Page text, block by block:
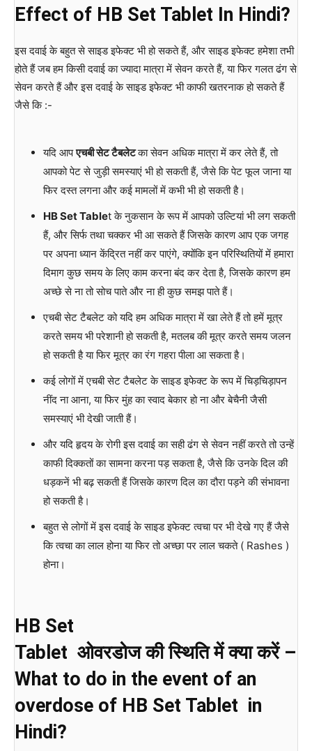
Effect of HB Set Tablet In Hindi?
इस दवाई के बहुत से साइड इफेक्ट भी हो सकते हैं, और साइड इफेक्ट हमेशा तभी
होते हैं जब हम किसी दवाई का ज्यादा मात्रा में सेवन करते हैं, या फिर गलत ढंग से
सेवन करते हैं और इस दवाई के साइड इफेक्ट भी काफी खतरनाक हो सकते हैं
जैसे कि :-
यदि आपएचबी सेट टैबलेटका सेवन अधिक मात्रा में कर लेते हैं, तो
आपको पेट से जुड़ी समस्याएं भी हो सकती हैं, जैसे कि पेट फूल जाना या
फिर दस्त लगना और कई मामलों में कभी भी हो सकती है।
HB Set Tablet के नुकसान के रूप में आपको उल्टियां भी लग सकती
हैं, और सिर्फ तथा चक्कर भी आ सकते हैं जिसके कारण आप एक जगह
पर अपना ध्यान केंद्रित नहीं कर पाएंगे, क्योंकि इन परिस्थितियों में हमारा
दिमाग कुछ समय के लिए काम करना बंद कर देता है, जिसके कारण हम
अच्छे से ना तो सोच पाते और ना ही कुछ समझ पाते हैं।
एचबी सेट टैबलेट को यदि हम अधिक मात्रा में खा लेते हैं तो हमें मूत्र
करते समय भी परेशानी हो सकती है, मतलब की मूत्र करते समय जलन
हो सकती है या फिर मूत्र का रंग गहरा पीला आ सकता है।
कई लोगों में एचबी सेट टैबलेट के साइड इफेक्ट के रूप में चिड़चिड़ापन
नींद ना आना, या फिर मुंह का स्वाद बेकार हो ना और बेचैनी जैसी
समस्याएं भी देखी जाती हैं।
और यदि हृदय के रोगी इस दवाई का सही ढंग से सेवन नहीं करते तो उन्हें
काफी दिक्कतों का सामना करना पड़ सकता है, जैसे कि उनके दिल की
धड़कनें भी बढ़ सकती हैं जिसके कारण दिल का दौरा पड़ने की संभावना
हो सकती है।
बहुत से लोगों में इस दवाई के साइड इफेक्ट त्वचा पर भी देखे गए हैं जैसे
कि त्वचा का लाल होना या फिर तो अच्छा पर लाल चकते ( Rashes )
होना।
HB Set
Tablet ओवरडोज की स्थिति में क्या करें –
What to do in the event of an
overdose of HB Set Tablet in
Hindi?